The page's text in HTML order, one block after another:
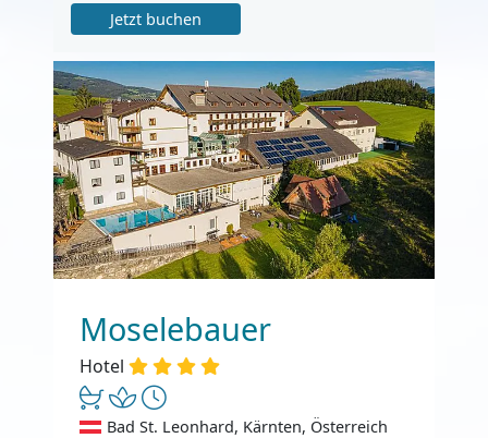
Jetzt buchen
Moselebauer
Hotel
Bad St. Leonhard, Kärnten, Österreich